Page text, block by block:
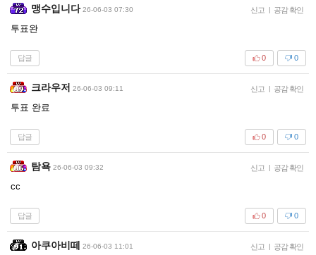
맹수입니다 26-06-03 07:30 신고 | 공감 확인
투표완
답글 0
0
크라우저 26-06-03 09:11 신고 | 공감 확인
투표 완료
답글 0
0
탐욕 26-06-03 09:32 신고 | 공감 확인
cc
답글 0
0
아쿠아비떼 26-06-03 11:01 신고 | 공감 확인